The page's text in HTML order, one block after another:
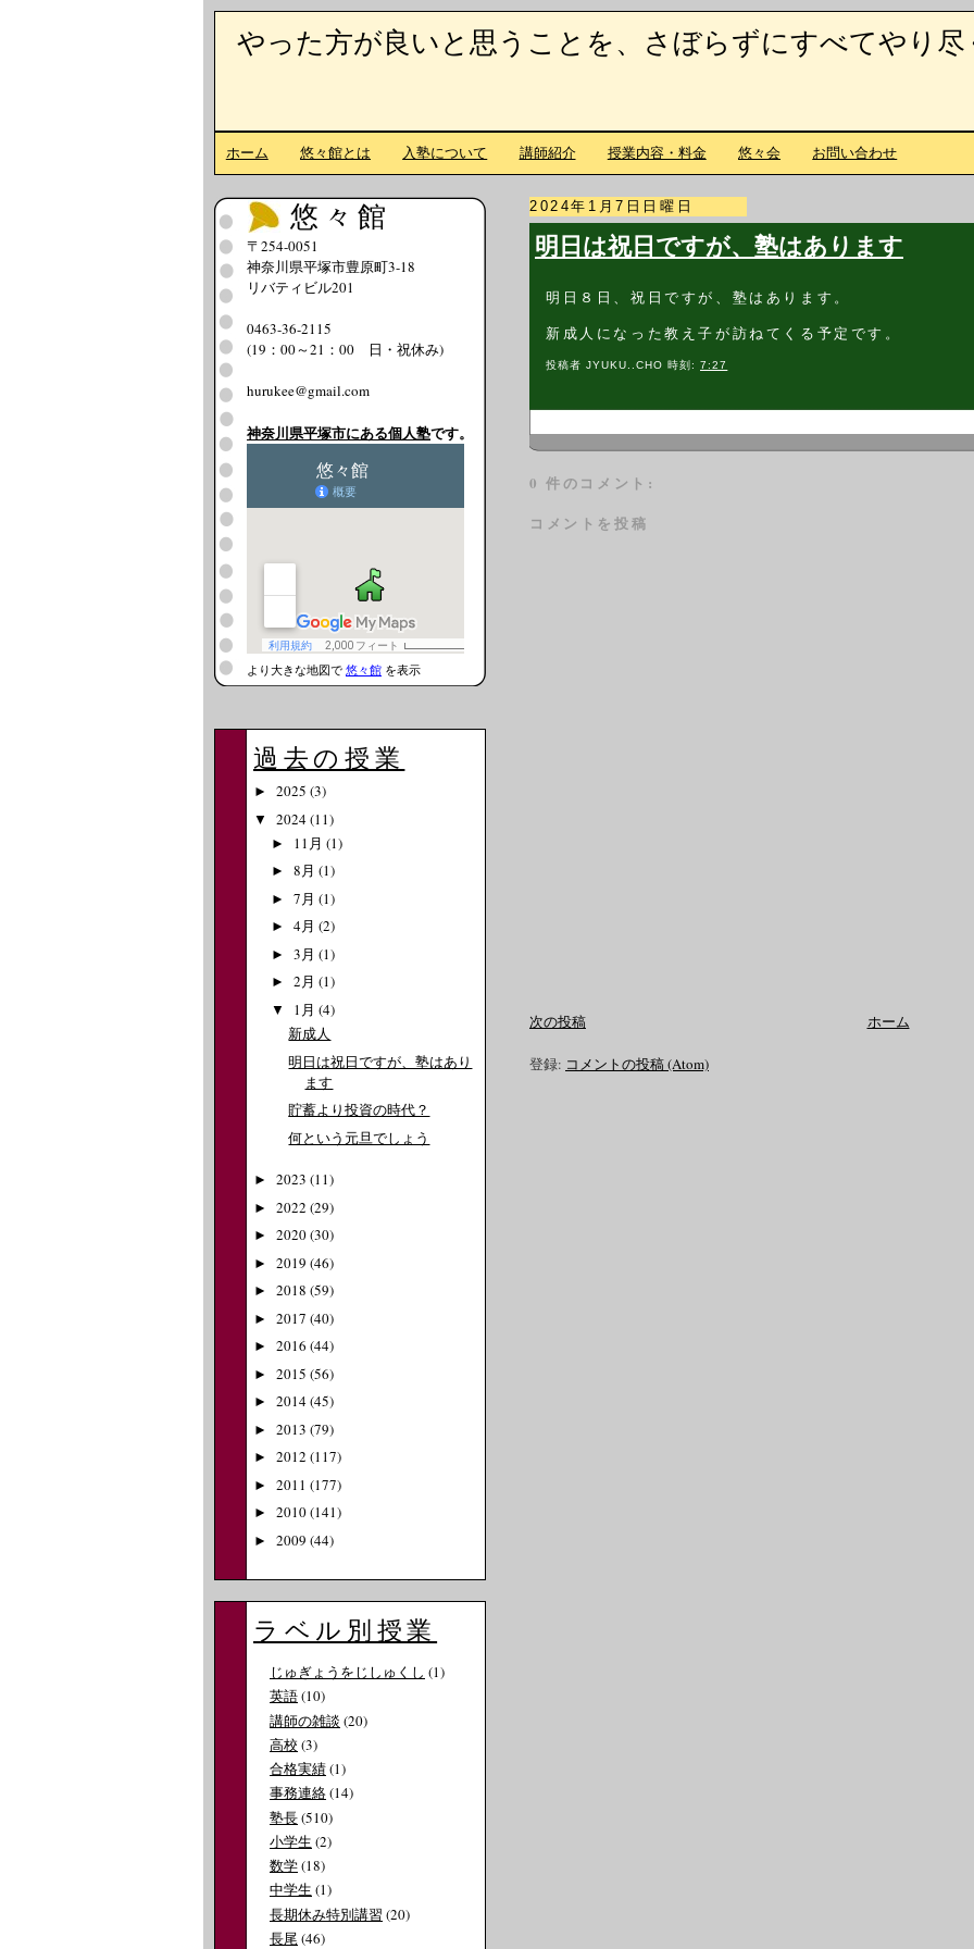
やった方が良いと思うことを、さぼらずにすべてやり尽
ホーム 悠々館とは 入塾について 講師紹介 授業内容・料金 悠々会 お問い合わせ
2024年1月7日日曜日
明日は祝日ですが、塾はあります
明日８日、祝日ですが、塾はあります。
新成人になった教え子が訪ねてくる予定です。
投稿者JYUKU..CHO 時刻:7:27
0 件のコメント:
コメントを投稿
次の投稿 ホーム
登録: コメントの投稿 (Atom)
悠々館
〒254-0051
神奈川県平塚市豊原町3-18
リバティビル201
0463-36-2115
(19：00～21：00 日・祝休み)
hurukee@gmail.com
神奈川県平塚市にある個人塾です。
より大きな地図で 悠々館 を表示
過去の授業
► 2025 (3)
▼ 2024(11)
► 11月 (1)
► 8月 (1)
► 7月 (1)
► 4月 (2)
► 3月 (1)
► 2月 (1)
▼ 1月 (4)
新成人
明日は祝日ですが、塾はあり
ます
貯蓄より投資の時代？
何という元旦でしょう
► 2023 (11)
► 2022 (29)
► 2020(30)
► 2019 (46)
► 2018 (59)
► 2017 (40)
► 2016 (44)
► 2015 (56)
► 2014(45)
► 2013 (79)
► 2012 (117)
► 2011 (177)
► 2010(141)
► 2009 (44)
ラベル別授業
じゅぎょうをじしゅくし (1)
英語(10)
講師の雑談 (20)
高校 (3)
合格実績(1)
事務連絡(14)
塾長(510)
小学生 (2)
数学(18)
中学生 (1)
長期休み特別講習 (20)
長尾(46)